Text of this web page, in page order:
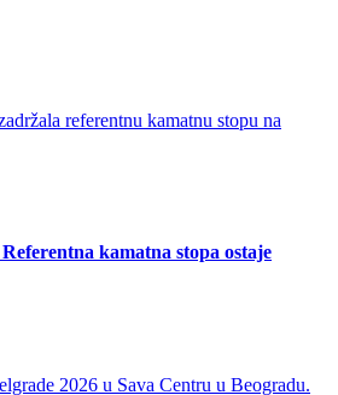
kamatna stopa ostaje